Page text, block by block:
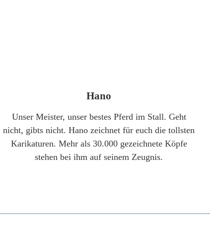
Hano
Unser Meister, unser bestes Pferd im Stall. Geht
nicht, gibts nicht. Hano zeichnet für euch die tollsten
Karikaturen. Mehr als 30.000 gezeichnete Köpfe
stehen bei ihm auf seinem Zeugnis.